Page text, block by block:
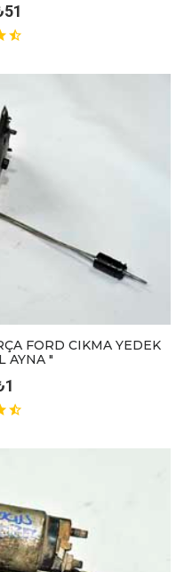
FORD CIKMA YEDEK
AYNA "